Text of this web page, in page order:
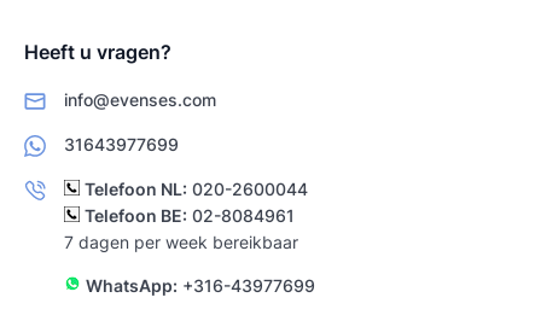
Heeft u vragen?
info@evenses.com
31643977699
Telefoon NL: 020-2600044
Telefoon BE: 02-8084961
7 dagen per week bereikbaar
WhatsApp: +316-43977699